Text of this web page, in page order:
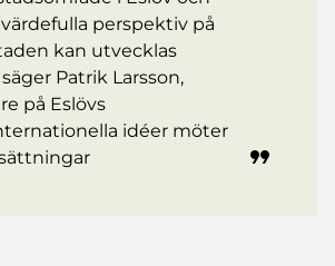
perspektiv på
kan utvecklas
Patrik Larsson,
på Eslövs
idéer möter